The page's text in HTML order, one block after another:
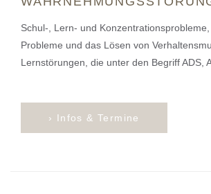
Schul-, Lern- und
Probleme und das Lösen von
Lernstörungen, die unter den Begriff ADS,
› Infos & Termine